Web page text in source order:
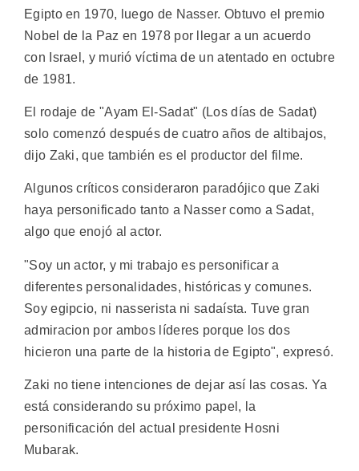
Egipto en 1970, luego de Nasser. Obtuvo el premio
Nobel de la Paz en 1978 por llegar a un acuerdo
con Israel, y murió víctima de un atentado en octubre
de 1981.
El rodaje de "Ayam El-Sadat" (Los días de Sadat)
solo comenzó después de cuatro años de altibajos,
dijo Zaki, que también es el productor del filme.
Algunos críticos consideraron paradójico que Zaki
haya personificado tanto a Nasser como a Sadat,
algo que enojó al actor.
"Soy un actor, y mi trabajo es personificar a
diferentes personalidades, históricas y comunes.
Soy egipcio, ni nasserista ni sadaísta. Tuve gran
admiracion por ambos líderes porque los dos
hicieron una parte de la historia de Egipto", expresó.
Zaki no tiene intenciones de dejar así las cosas. Ya
está considerando su próximo papel, la
personificación del actual presidente Hosni
Mubarak.